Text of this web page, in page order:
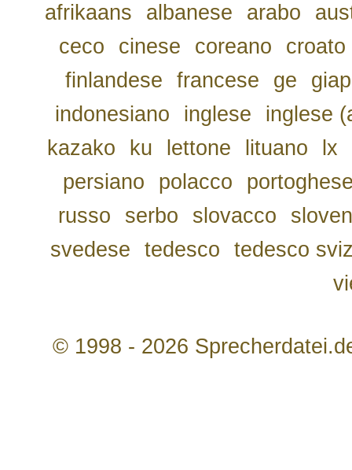
afrikaans albanese arabo
ceco
cinese coreano
croato
finlandese
francese ge
indonesiano
inglese
inglese
kazako
ku lettone lituano lx
persiano
polacco
russo
serbo slovacco
svedese
tedesco
tedesco
© 1998 - 2026